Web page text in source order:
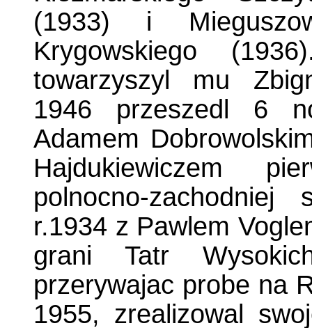
(1933) i
Krygowskiego
towarzyszyl mu
1946 przeszedl 6
Adamem
Hajdukiewiczem
polnocno-
r.1934 z Pawlem
grani Tatr
przerywajac probe na
1955, zrealizowal